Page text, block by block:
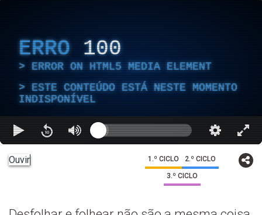
ERRO 100
ERROR ON HTML5 MEDIA ELEMENT
ESTE CONTEÚDO ESTÁ NESTE MOMENTO
INDISPONÍVEL
Ouvir 1.º CICLO 2.º CICLO
3.º CICLO